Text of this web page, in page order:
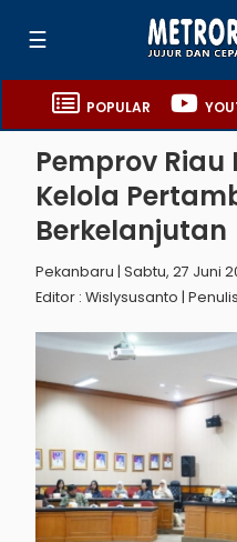
☰
POPULAR
Pemprov Riau
Kelola
Berkelanjutan
Pekanbaru | Sabtu, 27 Juni
Editor : Wislysusanto |